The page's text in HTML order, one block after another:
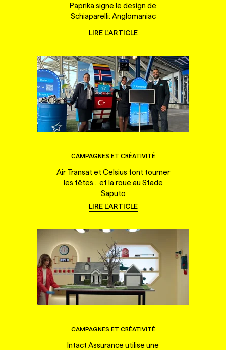
Paprika signe le design de
Schiaparelli: Anglomaniac
LIRE L'ARTICLE
CAMPAGNES ET CRÉATIVITÉ
Air Transat et Celsius font tourner
les têtes... et la roue au Stade
Saputo
LIRE L'ARTICLE
CAMPAGNES ET CRÉATIVITÉ
Intact Assurance utilise une